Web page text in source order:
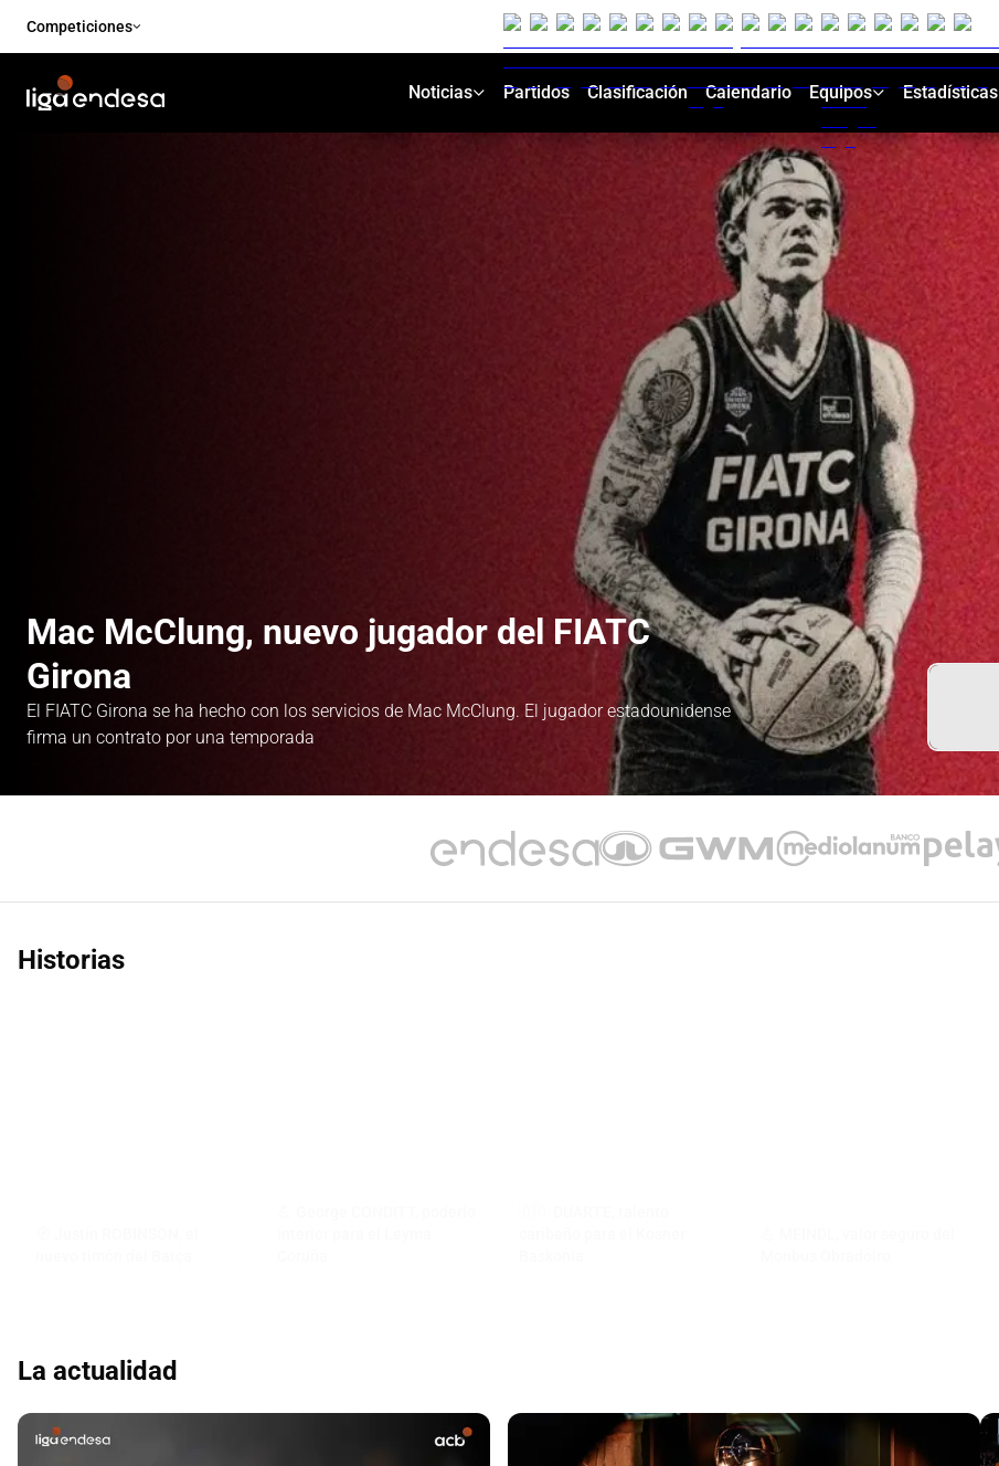
Competiciones
Noticias Partidos Clasificación Calendario Equipos Estadísticas
Mac McClung, nuevo jugador del FIATC
Girona
El FIATC Girona se ha hecho con los servicios de Mac McClung. El jugador estadounidense
firma un contrato por una temporada
Historias
La actualidad